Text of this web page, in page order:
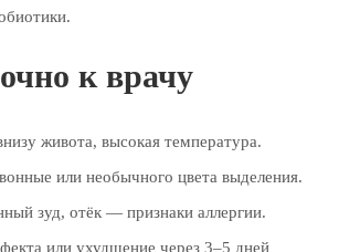
к врачу
живота, высокая температура.
или необычного цвета выделения.
зуд, отёк — признаки аллергии.
или ухудшение через 3–5 дней